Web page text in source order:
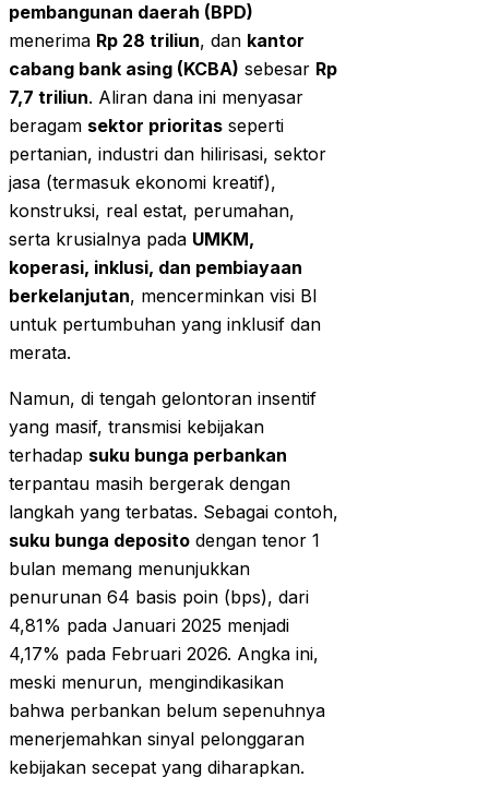
pembangunan daerah (BPD)
menerima Rp 28 triliun, dan kantor
cabang bank asing (KCBA) sebesar Rp
7,7 triliun. Aliran dana ini menyasar
beragam sektor prioritas seperti
pertanian, industri dan hilirisasi, sektor
jasa (termasuk ekonomi kreatif),
konstruksi, real estat, perumahan,
serta krusialnya pada UMKM,
koperasi, inklusi, dan pembiayaan
berkelanjutan, mencerminkan visi BI
untuk pertumbuhan yang inklusif dan
merata.
Namun, di tengah gelontoran insentif
yang masif, transmisi kebijakan
terhadap suku bunga perbankan
terpantau masih bergerak dengan
langkah yang terbatas. Sebagai contoh,
suku bunga deposito dengan tenor 1
bulan memang menunjukkan
penurunan 64 basis poin (bps), dari
4,81% pada Januari 2025 menjadi
4,17% pada Februari 2026. Angka ini,
meski menurun, mengindikasikan
bahwa perbankan belum sepenuhnya
menerjemahkan sinyal pelonggaran
kebijakan secepat yang diharapkan.